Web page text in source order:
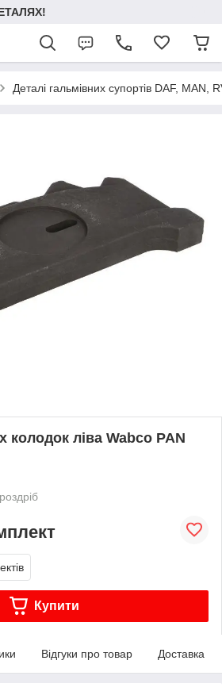
Деталі гальмівних супортів DAF,
колодок ліва Wabco PAN
Купити
Відгуки про товар Доставка